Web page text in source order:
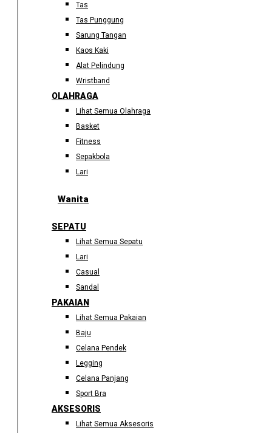
Tas
Tas Punggung
Sarung Tangan
Kaos Kaki
Alat Pelindung
Wristband
OLAHRAGA
Lihat Semua Olahraga
Basket
Fitness
Sepakbola
Lari
Wanita
SEPATU
Lihat Semua Sepatu
Lari
Casual
Sandal
PAKAIAN
Lihat Semua Pakaian
Baju
Celana Pendek
Legging
Celana Panjang
Sport Bra
AKSESORIS
Lihat Semua Aksesoris